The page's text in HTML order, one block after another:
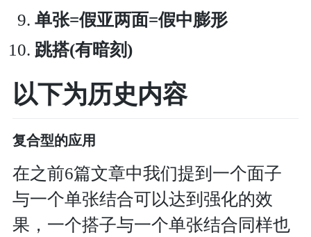
单张=假亚两面=假中膨形
跳搭(有暗刻)
以下为历史内容
复合型的应用
在之前6篇文章中我们提到一个面子
与一个单张结合可以达到强化的效
果，一个搭子与一个单张结合同样也